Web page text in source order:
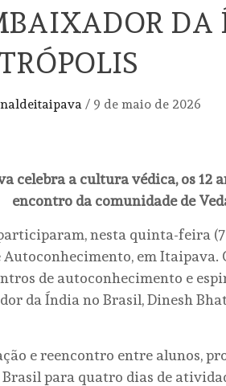
DA
/ 9 de maio de 2026
celebra a cultura védica, os 12
encontro da comunidade de
nesta quinta-feira
em Itaipava.
de autoconhecimento e
da Índia no Brasil, Dinesh
e reencontro entre alunos,
para quatro dias de